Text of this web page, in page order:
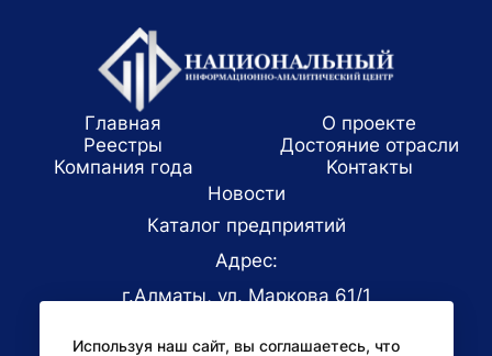
Используя наш сайт, вы соглашаетесь, что
Главная
О проекте
Реестры
Достояние отрасли
Компания года
Koнтaкты
Новости
Каталог предприятий
Адрес:
г.Алматы, ул. Маркова 61/1